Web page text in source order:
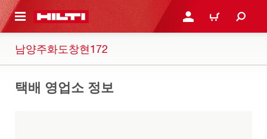
으로 건너뛰기 로그인 또는 회원가입
장바구니
남양주화도창현172
택배 영업소 정보